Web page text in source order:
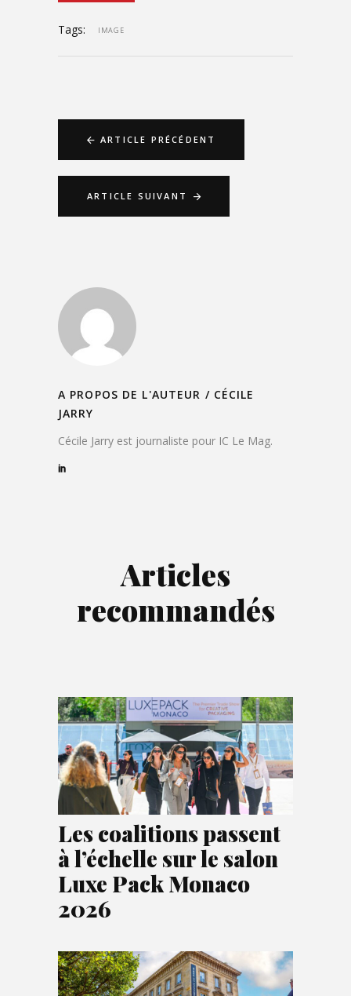
Tags: IMAGE
ARTICLE PRÉCÉDENT
ARTICLE SUIVANT
A PROPOS DE L'AUTEUR / CÉCILE
JARRY
Cécile Jarry est journaliste pour IC Le Mag.
Articles
recommandés
Les coalitions passent
à l’échelle sur le salon
Luxe Pack Monaco
2026